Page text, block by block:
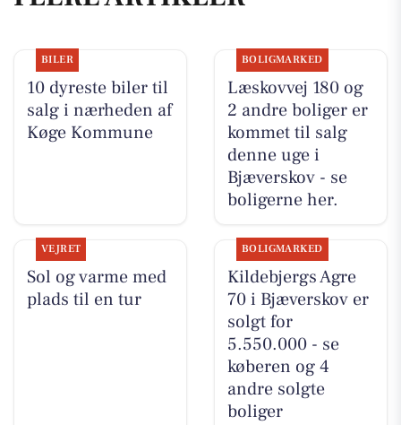
BILER
10 dyreste biler til
salg i nærheden af
Køge Kommune
BOLIGMARKED
Læskovvej 180 og
2 andre boliger er
kommet til salg
denne uge i
Bjæverskov - se
boligerne her.
VEJRET
Sol og varme med
plads til en tur
BOLIGMARKED
Kildebjergs Agre
70 i Bjæverskov er
solgt for
5.550.000 - se
køberen og 4
andre solgte
boliger